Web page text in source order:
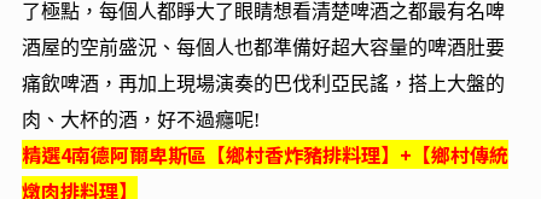
了極點，每個人都睜大了眼睛想看清楚啤酒之都最有名啤
酒屋的空前盛況、每個人也都準備好超大容量的啤酒肚要
痛飲啤酒，再加上現場演奏的巴伐利亞民謠，搭上大盤的
肉、大杯的酒，好不過癮呢!
精選4南德阿爾卑斯區【鄉村香炸豬排料理】+ 【鄉村傳統
燉肉排料理】